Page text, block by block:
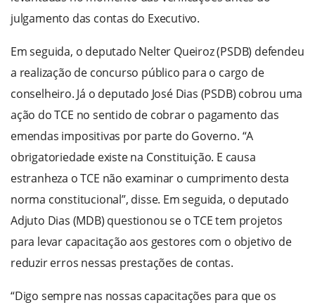
julgamento das contas do Executivo.
Em seguida, o deputado Nelter Queiroz (PSDB) defendeu
a realização de concurso público para o cargo de
conselheiro. Já o deputado José Dias (PSDB) cobrou uma
ação do TCE no sentido de cobrar o pagamento das
emendas impositivas por parte do Governo. “A
obrigatoriedade existe na Constituição. E causa
estranheza o TCE não examinar o cumprimento desta
norma constitucional”, disse. Em seguida, o deputado
Adjuto Dias (MDB) questionou se o TCE tem projetos
para levar capacitação aos gestores com o objetivo de
reduzir erros nessas prestações de contas.
“Digo sempre nas nossas capacitações para que os